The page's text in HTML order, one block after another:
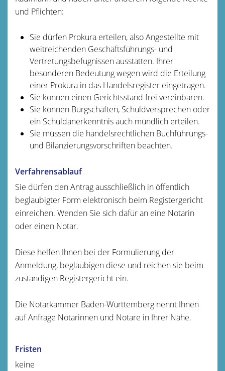
und Pflichten:
Sie dürfen Prokura erteilen, also Angestellte mit
weitreichenden Geschäftsführungs- und
Vertretungsbefugnissen ausstatten. Ihrer
besonderen Bedeutung wegen wird die Erteilung
einer Prokura in das Handelsregister eingetragen.
Sie können einen Gerichtsstand frei vereinbaren.
Sie können Bürgschaften, Schuldversprechen oder
ein Schuldanerkenntnis auch mündlich erteilen.
Sie müssen die handelsrechtlichen Buchführungs-
und Bilanzierungsvorschriften beachten.
Verfahrensablauf
Sie dürfen den Antrag ausschließlich in öffentlich
beglaubigter Form elektronisch beim Registergericht
einreichen. Wenden Sie sich dafür an eine Notarin
oder einen Notar.
Diese helfen Ihnen bei der Formulierung der
Anmeldung, beglaubigen diese und reichen sie beim
zuständigen Registergericht ein.
Die Notarkammer Baden-Württemberg nennt Ihnen
auf Anfrage Notarinnen und Notare in Ihrer Nähe.
Fristen
keine